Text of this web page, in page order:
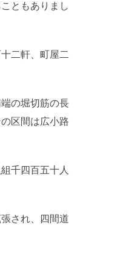
ともありまし
二軒、町屋二
の堀切筋の長
区間は広小路
千四百五十人
され、四間道